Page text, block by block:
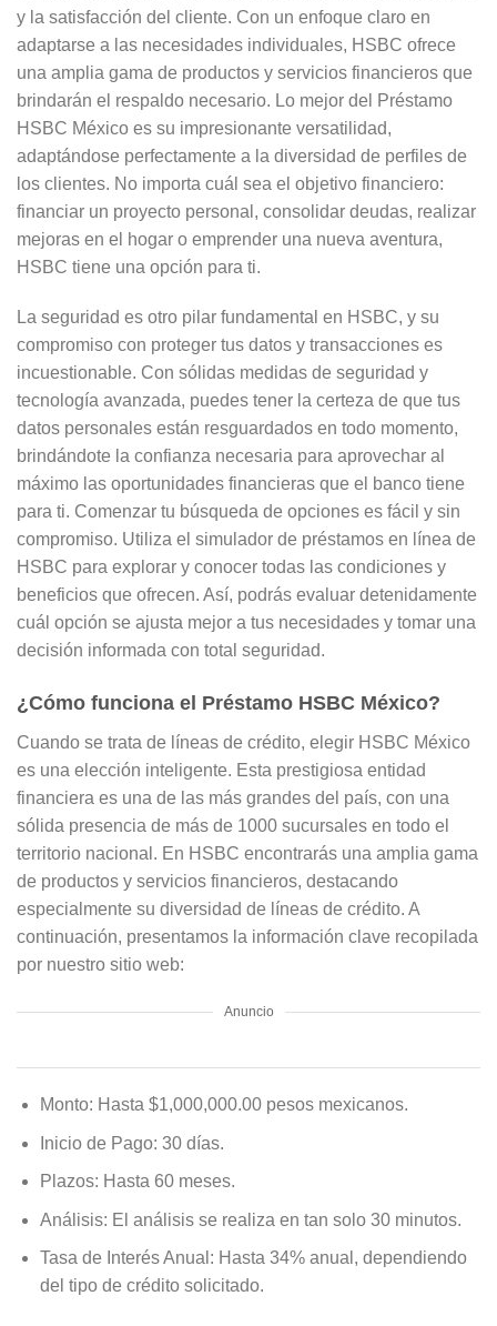
y la satisfacción del cliente. Con un enfoque claro en
adaptarse a las necesidades individuales, HSBC ofrece
una amplia gama de productos y servicios financieros que
brindarán el respaldo necesario. Lo mejor del Préstamo
HSBC México es su impresionante versatilidad,
adaptándose perfectamente a la diversidad de perfiles de
los clientes. No importa cuál sea el objetivo financiero:
financiar un proyecto personal, consolidar deudas, realizar
mejoras en el hogar o emprender una nueva aventura,
HSBC tiene una opción para ti.
La seguridad es otro pilar fundamental en HSBC, y su
compromiso con proteger tus datos y transacciones es
incuestionable. Con sólidas medidas de seguridad y
tecnología avanzada, puedes tener la certeza de que tus
datos personales están resguardados en todo momento,
brindándote la confianza necesaria para aprovechar al
máximo las oportunidades financieras que el banco tiene
para ti. Comenzar tu búsqueda de opciones es fácil y sin
compromiso. Utiliza el simulador de préstamos en línea de
HSBC para explorar y conocer todas las condiciones y
beneficios que ofrecen. Así, podrás evaluar detenidamente
cuál opción se ajusta mejor a tus necesidades y tomar una
decisión informada con total seguridad.
¿Cómo funciona el Préstamo HSBC México?
Cuando se trata de líneas de crédito, elegir HSBC México
es una elección inteligente. Esta prestigiosa entidad
financiera es una de las más grandes del país, con una
sólida presencia de más de 1000 sucursales en todo el
territorio nacional. En HSBC encontrarás una amplia gama
de productos y servicios financieros, destacando
especialmente su diversidad de líneas de crédito. A
continuación, presentamos la información clave recopilada
por nuestro sitio web:
Anuncio
Monto: Hasta $1,000,000.00 pesos mexicanos.
Inicio de Pago: 30 días.
Plazos: Hasta 60 meses.
Análisis: El análisis se realiza en tan solo 30 minutos.
Tasa de Interés Anual: Hasta 34% anual, dependiendo
del tipo de crédito solicitado.